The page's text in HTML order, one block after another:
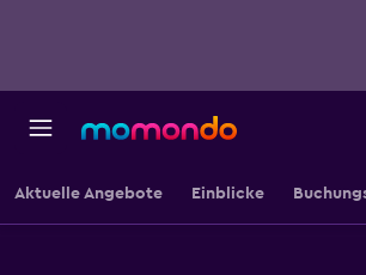
Aktuelle Angebote Einblicke